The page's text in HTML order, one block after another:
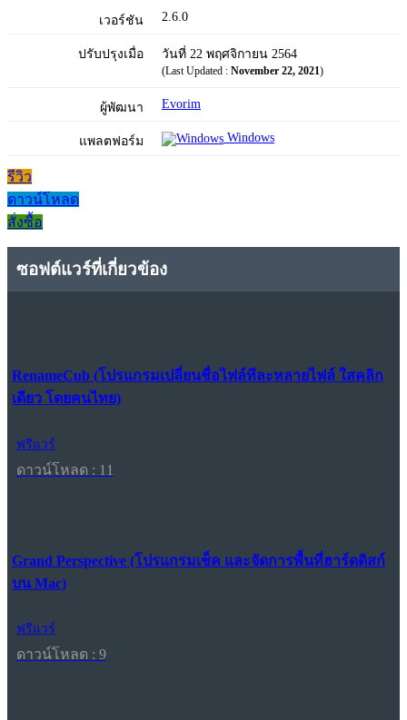
เวอร์ชัน 2.6.0
ปรับปรุงเมื่อ วันที่ 22 พฤศจิกายน 2564
(Last Updated : November 22, 2021)
ผู้พัฒนา Evorim
แพลตฟอร์ม Windows
รีวิว
ดาวน์โหลด
สั่งซื้อ
ซอฟต์แวร์ที่เกี่ยวข้อง
RenameCub (โปรแกรมเปลี่ยนชื่อไฟล์ทีละหลายไฟล์ ใสคลิก
เดียว โดยคนไทย)
ฟรีแวร์
ดาวน์โหลด : 11
Grand Perspective (โปรแกรมเช็ค และจัดการพื้นที่ฮาร์ดดิสก์
บน Mac)
ฟรีแวร์
ดาวน์โหลด : 9